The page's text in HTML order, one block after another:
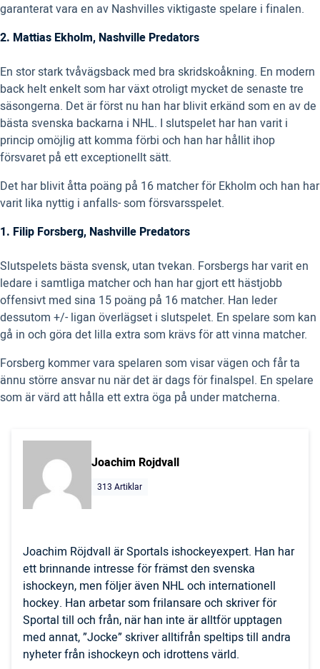
garanterat vara en av Nashvilles viktigaste spelare i finalen.
2. Mattias Ekholm, Nashville Predators
En stor stark tvåvägsback med bra skridskoåkning. En modern
back helt enkelt som har växt otroligt mycket de senaste tre
säsongerna. Det är först nu han har blivit erkänd som en av de
bästa svenska backarna i NHL. I slutspelet har han varit i
princip omöjlig att komma förbi och han har hållit ihop
försvaret på ett exceptionellt sätt.
Det har blivit åtta poäng på 16 matcher för Ekholm och han har
varit lika nyttig i anfalls- som försvarsspelet.
1. Filip Forsberg, Nashville Predators
Slutspelets bästa svensk, utan tvekan. Forsbergs har varit en
ledare i samtliga matcher och han har gjort ett hästjobb
offensivt med sina 15 poäng på 16 matcher. Han leder
dessutom +/- ligan överlägset i slutspelet. En spelare som kan
gå in och göra det lilla extra som krävs för att vinna matcher.
Forsberg kommer vara spelaren som visar vägen och får ta
ännu större ansvar nu när det är dags för finalspel. En spelare
som är värd att hålla ett extra öga på under matcherna.
Joachim Rojdvall
313 Artiklar
Joachim Röjdvall är Sportals ishockeyexpert. Han har
ett brinnande intresse för främst den svenska
ishockeyn, men följer även NHL och internationell
hockey. Han arbetar som frilansare och skriver för
Sportal till och från, när han inte är alltför upptagen
med annat, ”Jocke” skriver alltifrån speltips till andra
nyheter från ishockeyn och idrottens värld.